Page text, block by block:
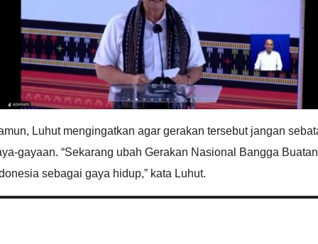
Luhut mengingatkan agar gerakan tersebut jangan
gayaan. “Sekarang ubah Gerakan Nasional Bangga Buatan
sebagai gaya hidup,” kata Luhut.